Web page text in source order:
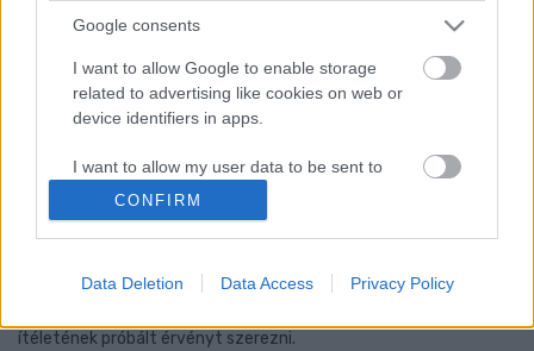
Google consents
I want to allow Google to enable storage
related to advertising like cookies on web or
device identifiers in apps.
I want to allow my user data to be sent to
Google for online advertising purposes.
I want to allow Google to send me
related to analytics like cookies on web or
CONFIRM
Data Deletion Data Access Privacy Policy
KUTATÁS: A GYŐRIEK DÖNTŐ TÖBBSÉGE
ÖNKORMÁNYZATI CÉGEKNEK, HOGY MIRE
KÖLTENEK
2024. Április. 26. 08:00
Nem csak a bíróság, de a győriek többsége szerint is közzé kell
tenni az alvállalkozói költéseket.
RENDŐRT HÍVTAK PINTÉR BENCÉRE, AKI A
KIPERELT KÖZADATOKAT AKARTA MEGKAPNI A
2024. Április. 02. 14:42
ítéletének próbált érvényt szerezni.